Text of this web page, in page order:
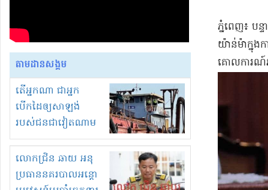
តាមដានសង្គម
តើអ្នកណា ជាអ្នក
បើកដៃឲ្យសាឡង់
របស់ជនជាវៀតណាម
ចូល មកខុស
ច្បាប់លួចបូមខ្សាច់នៅ
ក្នុងប្រទេសកម្ពុជា
លោកជ្រិន ឆាយ អនុ
ប្រធាននគរបាលអន្តោ
ភ្នំពេញ​៖ ប
យ៉ាន់​ម៉ា​ក្នុង​
គោលការណ៍​